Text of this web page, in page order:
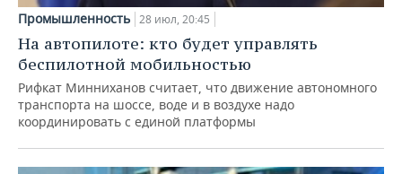
Промышленность 28 июл, 20:45
На автопилоте: кто будет управлять
беспилотной мобильностью
Рифкат Минниханов считает, что движение автономного
транспорта на шоссе, воде и в воздухе надо
координировать с единой платформы